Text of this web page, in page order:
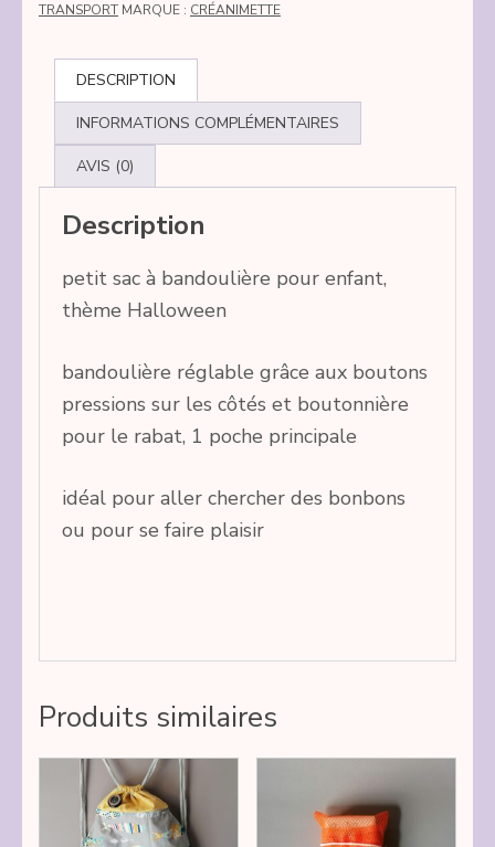
TRANSPORT MARQUE : CRÉANIMETTE
DESCRIPTION
INFORMATIONS COMPLÉMENTAIRES
AVIS (0)
Description
petit sac à bandoulière pour enfant,
thème Halloween
bandoulière réglable grâce aux boutons
pressions sur les côtés et boutonnière
pour le rabat, 1 poche principale
idéal pour aller chercher des bonbons
ou pour se faire plaisir
Produits similaires